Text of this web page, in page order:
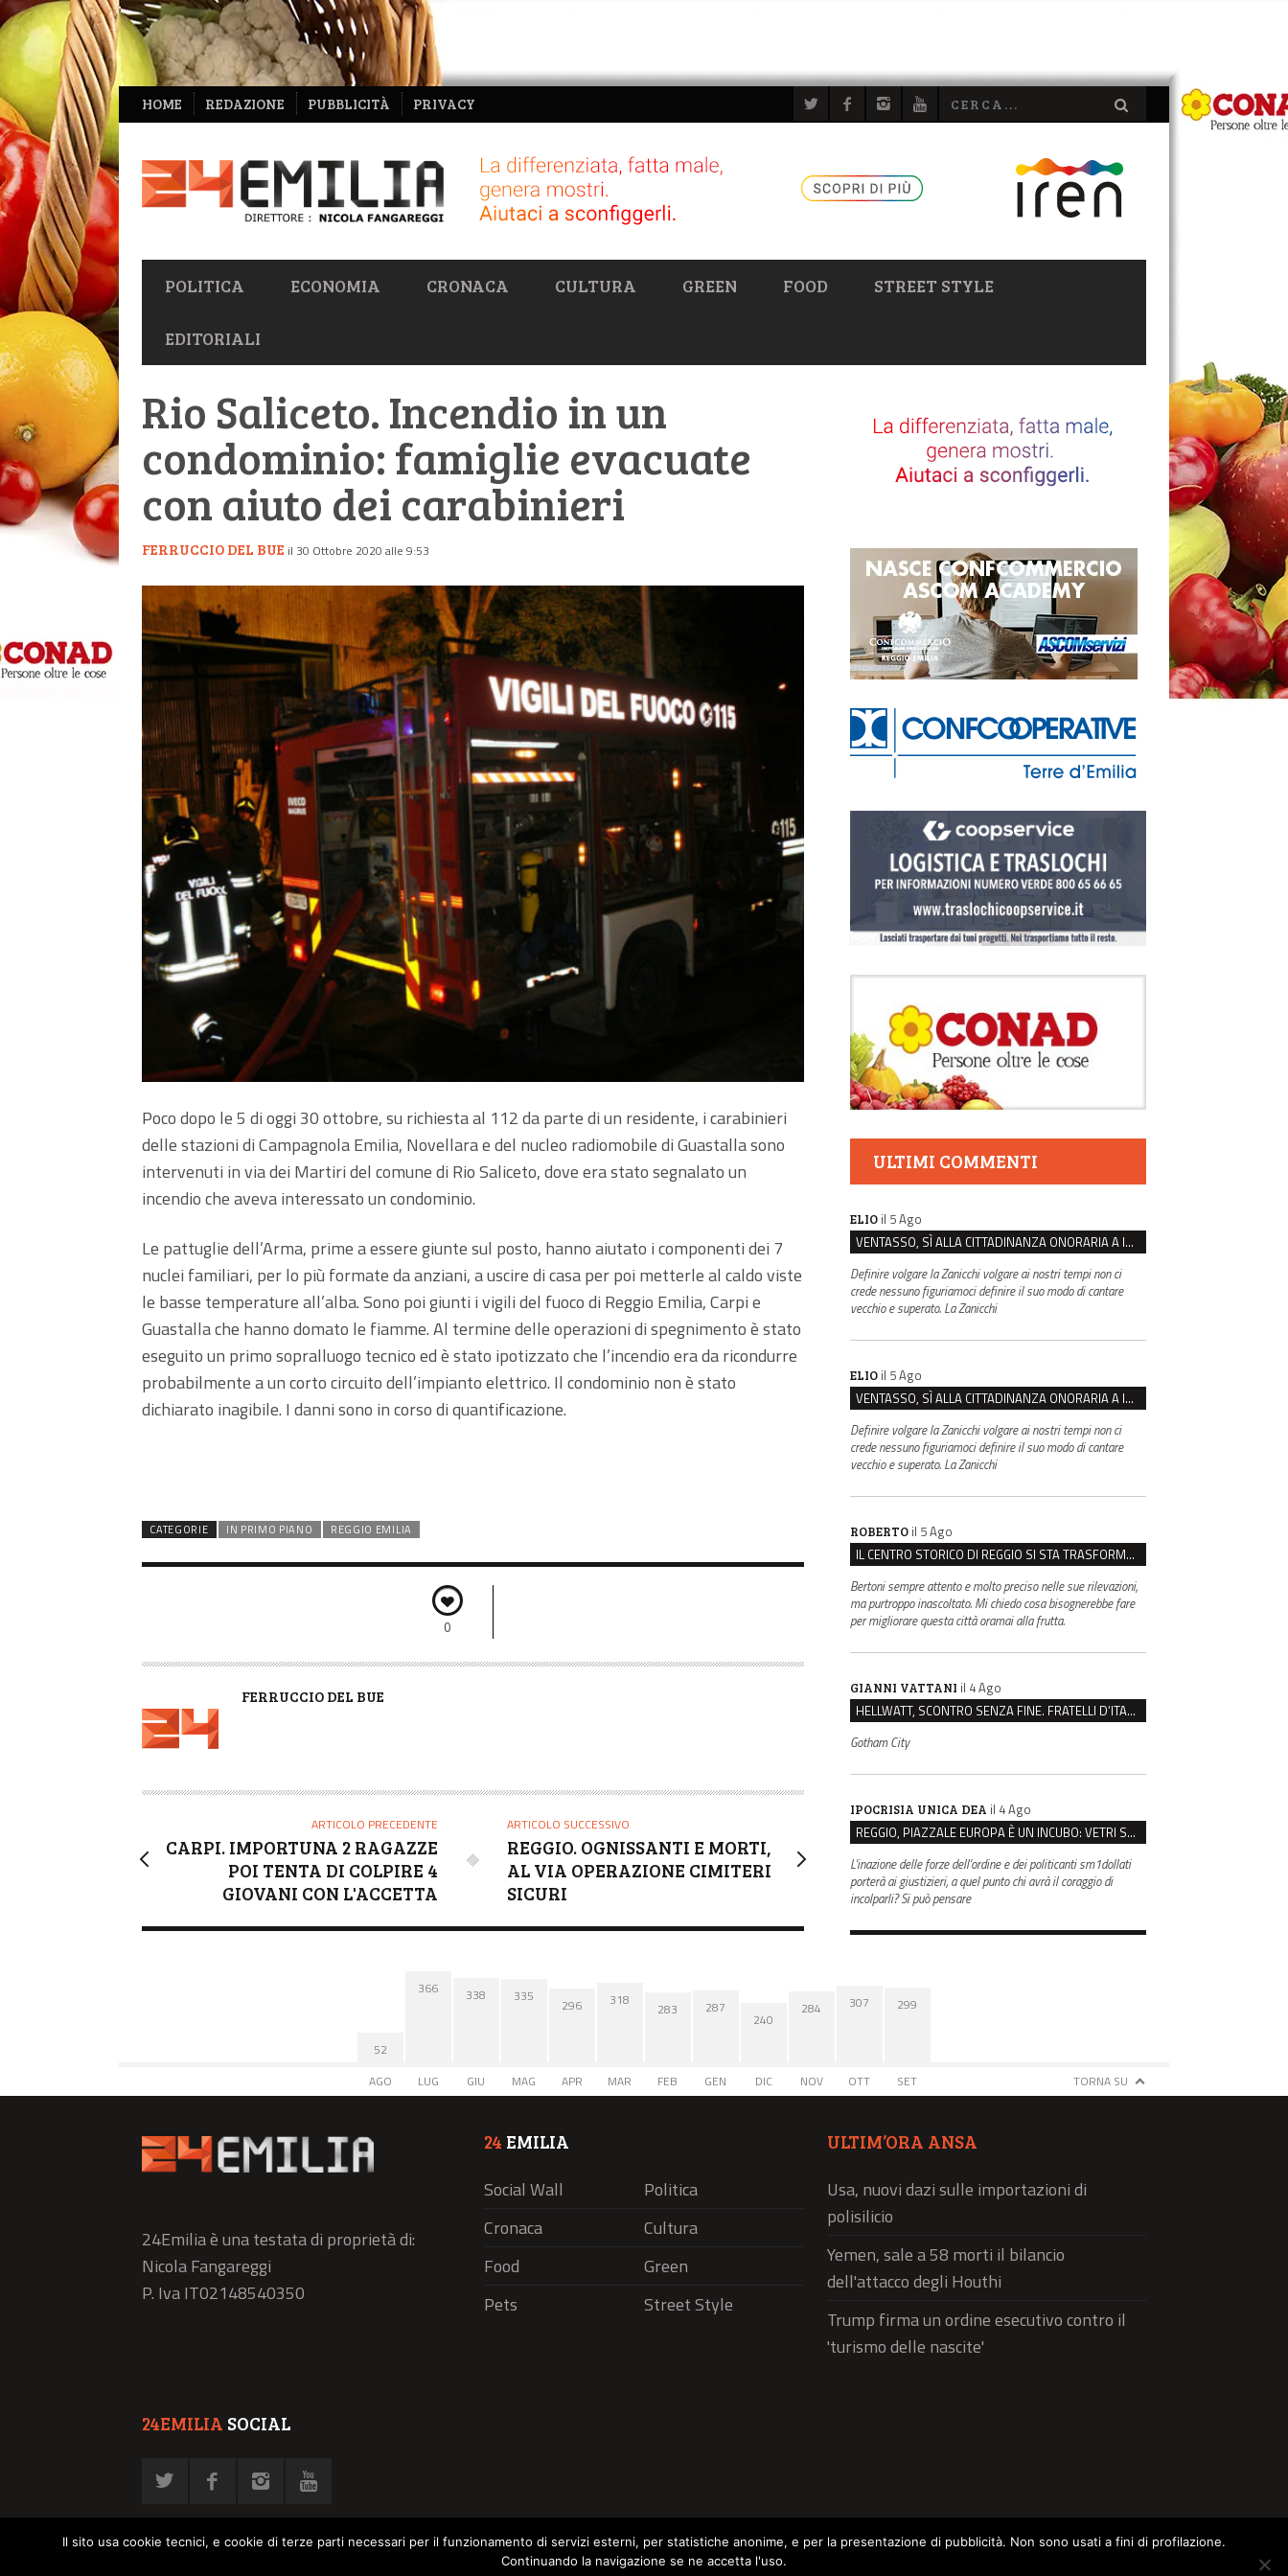
NAVIGAZIONE
SECONDARIA
HOME REDAZIONE PUBBLICITÀ PRIVACY
NAVIGAZIONE
PRIMARIA
POLITICA ECONOMIA CRONACA CULTURA GREEN FOOD STREET STYLE
EDITORIALI
Rio Saliceto. Incendio in un
condominio: famiglie evacuate
con aiuto dei carabinieri
FERRUCCIO DEL BUE il 30 Ottobre 2020 alle 9:53
Poco dopo le 5 di oggi 30 ottobre, su richiesta al 112 da parte di un residente, i carabinieri
delle stazioni di Campagnola Emilia, Novellara e del nucleo radiomobile di Guastalla sono
intervenuti in via dei Martiri del comune di Rio Saliceto, dove era stato segnalato un
incendio che aveva interessato un condominio.
Le pattuglie dell’Arma, prime a essere giunte sul posto, hanno aiutato i componenti dei 7
nuclei familiari, per lo più formate da anziani, a uscire di casa per poi metterle al caldo viste
le basse temperature all’alba. Sono poi giunti i vigili del fuoco di Reggio Emilia, Carpi e
Guastalla che hanno domato le fiamme. Al termine delle operazioni di spegnimento è stato
eseguito un primo sopralluogo tecnico ed è stato ipotizzato che l’incendio era da ricondurre
probabilmente a un corto circuito dell’impianto elettrico. Il condominio non è stato
dichiarato inagibile. I danni sono in corso di quantificazione.
CATEGORIE IN PRIMO PIANO REGGIO EMILIA
0
A
R
FERRUCCIO DEL BUE
ARTICOLO PRECEDENTE
CARPI. IMPORTUNA 2 RAGAZZE
POI TENTA DI COLPIRE 4
GIOVANI CON L'ACCETTA
ARTICOLO SUCCESSIVO
REGGIO. OGNISSANTI E MORTI,
AL VIA OPERAZIONE CIMITERI
SICURI
ULTIMI COMMENTI
ELIO il 5 Ago
VENTASSO, SÌ ALLA CITTADINANZA ONORARIA A IVA ZANICCHI. MA BARGIACCHI: “È DI PESSIMO GUSTO”
Definire volgare la Zanicchi volgare ai nostri tempi non ci
crede nessuno figuriamoci definire il suo modo di cantare
vecchio e superato. La Zanicchi
ELIO il 5 Ago
VENTASSO, SÌ ALLA CITTADINANZA ONORARIA A IVA ZANICCHI. MA BARGIACCHI: “È DI PESSIMO GUSTO”
Definire volgare la Zanicchi volgare ai nostri tempi non ci
crede nessuno figuriamoci definire il suo modo di cantare
vecchio e superato. La Zanicchi
ROBERTO il 5 Ago
IL CENTRO STORICO DI REGGIO SI STA TRASFORMANDO, E NON IN MEGLIO
Bertoni sempre attento e molto preciso nelle sue rilevazioni,
ma purtroppo inascoltato. Mi chiedo cosa bisognerebbe fare
per migliorare questa città oramai alla frutta.
GIANNI VATTANI il 4 Ago
HELLWATT, SCONTRO SENZA FINE. FRATELLI D’ITALIA: “MILANI PORTA DOCUMENTI, DE FRANCO INSULTI”
Gotham City
IPOCRISIA UNICA DEA il 4 Ago
REGGIO, PIAZZALE EUROPA È UN INCUBO: VETRI SPACCATI E FURTI SULLE AUTO IN SOSTA
L'inazione delle forze dell'ordine e dei politicanti sm1dollati
porterà ai giustizieri, a quel punto chi avrà il coraggio di
incolparli? Si può pensare
52
AGO
366
LUG
338
GIU
335
MAG
296
APR
318
MAR
283
FEB
287
GEN
240
DIC
284
NOV
307
OTT
299
SET TORNA SU
24Emilia è una testata di proprietà di:
Nicola Fangareggi
P. Iva IT02148540350
24 EMILIA
Social Wall
Politica
Cronaca
Cultura
Food
Green
Pets
Street Style
ULTIM’ORA ANSA
Usa, nuovi dazi sulle importazioni di
polisilicio
Yemen, sale a 58 morti il bilancio
dell'attacco degli Houthi
Trump firma un ordine esecutivo contro il
'turismo delle nascite'
24EMILIA SOCIAL
Il sito usa cookie tecnici, e cookie di terze parti necessari per il funzionamento di servizi esterni, per statistiche anonime, e per la presentazione di pubblicità. Non sono usati a fini di profilazione.
Continuando la navigazione se ne accetta l'uso.